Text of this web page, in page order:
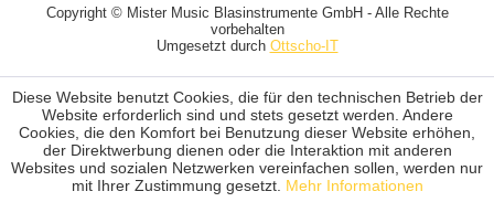
Copyright © Mister Music Blasinstrumente GmbH - Alle Rechte
vorbehalten
Umgesetzt durch Ottscho-IT
Diese Website benutzt Cookies, die für den technischen Betrieb der
Website erforderlich sind und stets gesetzt werden. Andere
Cookies, die den Komfort bei Benutzung dieser Website erhöhen,
der Direktwerbung dienen oder die Interaktion mit anderen
Websites und sozialen Netzwerken vereinfachen sollen, werden nur
mit Ihrer Zustimmung gesetzt. Mehr Informationen